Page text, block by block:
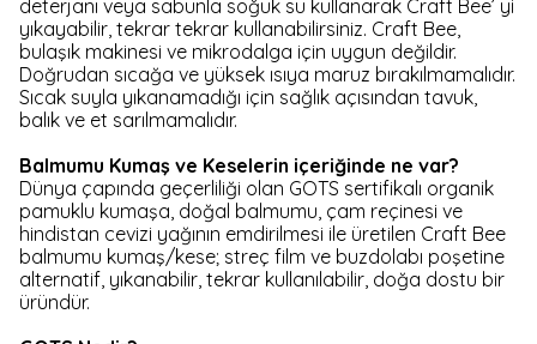
deterjanı veya sabunla soğuk su kullanarak Craft Bee’ yi
yıkayabilir, tekrar tekrar kullanabilirsiniz. Craft Bee,
bulaşık makinesi ve mikrodalga için uygun değildir.
Doğrudan sıcağa ve yüksek ısıya maruz bırakılmamalıdır.
Sıcak suyla yıkanamadığı için sağlık açısından tavuk,
balık ve et sarılmamalıdır.
Balmumu Kumaş ve Keselerin içeriğinde ne var?
Dünya çapında geçerliliği olan GOTS sertifikalı organik
pamuklu kumaşa, doğal balmumu, çam reçinesi ve
hindistan cevizi yağının emdirilmesi ile üretilen Craft Bee
balmumu kumaş/kese; streç film ve buzdolabı poşetine
alternatif, yıkanabilir, tekrar kullanılabilir, doğa dostu bir
üründür.